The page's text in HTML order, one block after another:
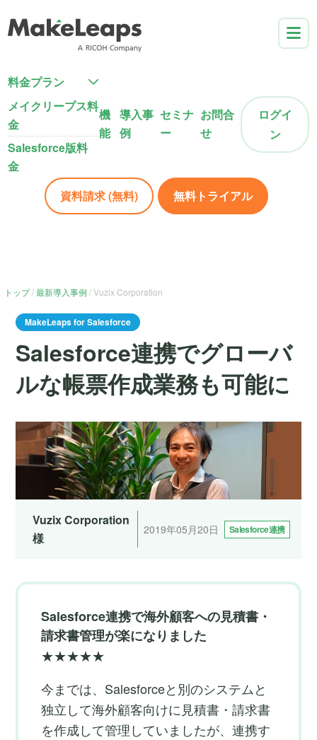
料金プラン
メイクリープス料
金
Salesforce版料
金
機
能
導入事
例
セミナ
ー
お問合
せ
ログイ
ン
資料請求 (無料) 無料トライアル
トップ 最新導入事例 Vuzix Corporation
MakeLeaps for Salesforce
Salesforce連携でグローバ
ルな帳票作成業務も可能に
Vuzix Corporation
様
2019年05月20日 Salesforce連携
Salesforce連携で海外顧客への見積書・
請求書管理が楽になりました
★★★★★
今までは、Salesforceと別のシステムと
独立して海外顧客向けに見積書・請求書
を作成して管理していましたが、連携す